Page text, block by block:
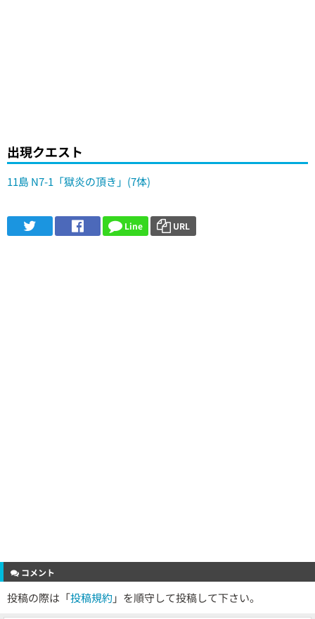
出現クエスト
11島 N7-1「獄炎の頂き」(7体)
Line URL
コメント
投稿の際は「投稿規約 」を順守して投稿して下さい。